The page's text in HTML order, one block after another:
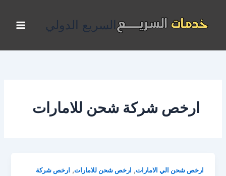
المحتوى
السريع الدولي
ارخص شركة شحن للامارات
ارخص شحن الي الامارات, ارخص شحن للامارات, ارخص شركة